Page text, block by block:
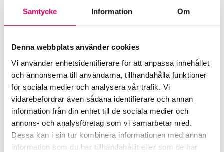
Samtycke Information Om
Denna webbplats använder cookies
Vi använder enhetsidentifierare för att anpassa innehållet
och annonserna till användarna, tillhandahålla funktioner
för sociala medier och analysera vår trafik. Vi
vidarebefordrar även sådana identifierare och annan
information från din enhet till de sociala medier och
annons- och analysföretag som vi samarbetar med.
Dessa kan i sin tur kombinera informationen med annan
information som du har tillhandahållit eller som de har
Erik Nordkvist
Srf Auktoriserade konsulter
Emma Forsberg
Auktoriserad Redovisningskonsult
Skicka e-post
023-77 71 40
Falun
Susanna Käll